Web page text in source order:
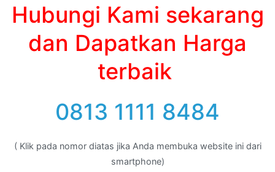
Hubungi Kami sekarang
dan Dapatkan Harga
terbaik
0813 1111 8484
( Klik pada nomor diatas jika Anda membuka website ini dari
smartphone)